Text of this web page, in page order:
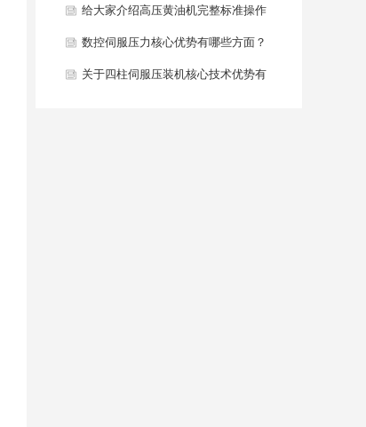
些？
给大家介绍高压黄油机完整标准操作
流程是什么？
数控伺服压力核心优势有哪些方面？
关于四柱伺服压装机核心技术优势有